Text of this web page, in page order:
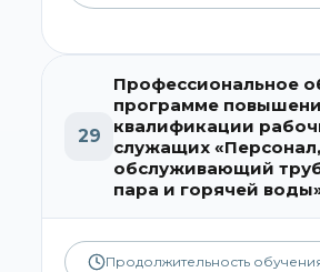
29
Профессиональное
программе
квалификации
служащих «Персонал,
обслуживающий
пара и горячей
Продолжительность